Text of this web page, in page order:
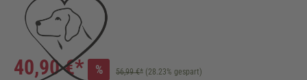
40,90 €* % 56,99 €* (28.23% gespart)